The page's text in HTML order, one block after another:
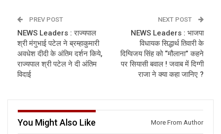
PREV POST
NEWS Leaders : राज्यपाल
श्री मंगुभाई पटेल ने ब्रम्हाकुमारी
अवधेश दीदी के अंतिम दर्शन किये,
राज्यपाल श्री पटेल ने दी अंतिम
विदाई
NEXT POST
NEWS Leaders : भाजपा
विधायक सिद्धार्थ तिवारी के
दिग्विजय सिंह को “मौलाना” कहने
पर सियासी बवाल ! जवाब में दिग्गी
राजा ने क्या कहा जानिए ?
You Might Also Like More From Author